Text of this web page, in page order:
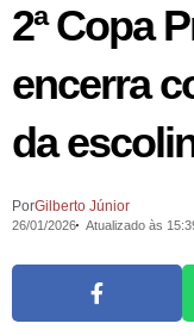
2ª Copa
encerra
da
PorGilberto Júnior
26/01/2026 Atualizado às